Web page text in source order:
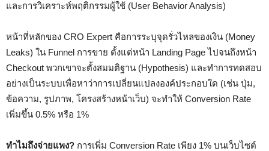
และการวิเคราะห์พฤติกรรมผู้ใช้ (User Behavior Analysis)
หน้าที่หลักของ CRO Expert คือการระบุจุดรั่วไหลของเงิน (Money
Leaks) ใน Funnel การขาย ตั้งแต่หน้า Landing Page ไปจนถึงหน้า
Checkout พวกเขาจะตั้งสมมติฐาน (Hypothesis) และทำการทดสอบ
อย่างเป็นระบบเพื่อหาว่าการเปลี่ยนแปลงองค์ประกอบใด (เช่น ปุ่ม,
ข้อความ, รูปภาพ, โครงสร้างหน้าเว็บ) จะทำให้ Conversion Rate
เพิ่มขึ้น 0.5% หรือ 1%
ทำไมถึงจ่ายแพง? การเพิ่ม Conversion Rate เพียง 1% บนเว็บไซต์